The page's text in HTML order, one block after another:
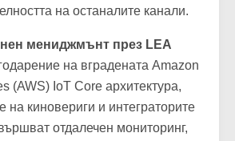
на останалите канали.
мениджмънт през LEA
на вградената Amazon
(AWS) IoT Core архитектура,
на киновериги и интеграторите
отдалечен мониторинг,